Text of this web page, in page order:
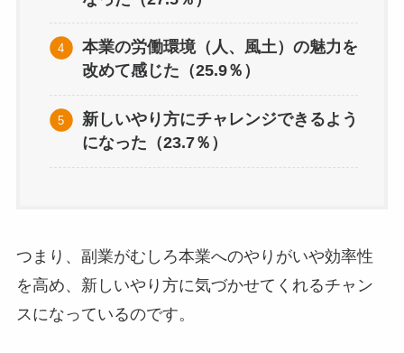
本業の労働環境（人、風土）の魅力を
改めて感じた（25.9％）
新しいやり方にチャレンジできるよう
になった（23.7％）
つまり、副業がむしろ本業へのやりがいや効率性
を高め、新しいやり方に気づかせてくれるチャン
スになっているのです。